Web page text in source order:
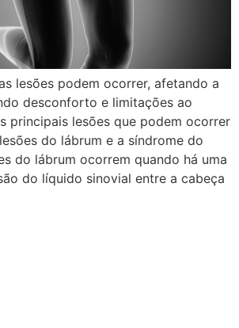
lesões podem ocorrer, afetando a
desconforto e limitações ao
principais lesões que podem ocorrer
do lábrum e a síndrome do
do lábrum ocorrem quando há uma
do líquido sinovial entre a cabeça